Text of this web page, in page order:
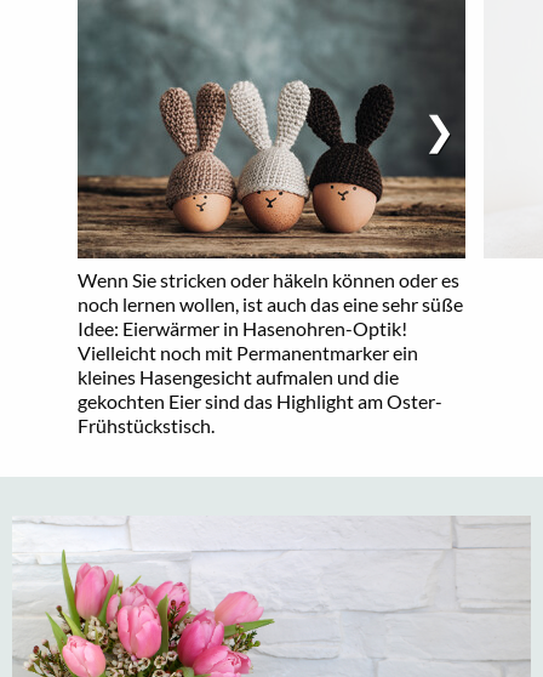
Wenn Sie stricken oder häkeln können oder es
noch lernen wollen, ist auch das eine sehr süße
Idee: Eierwärmer in Hasenohren-Optik!
Vielleicht noch mit Permanentmarker ein
kleines Hasengesicht aufmalen und die
gekochten Eier sind das Highlight am Oster-
Frühstückstisch.